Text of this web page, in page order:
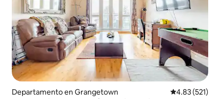
Departamento en Grangetown Calificación
4.83 (521)